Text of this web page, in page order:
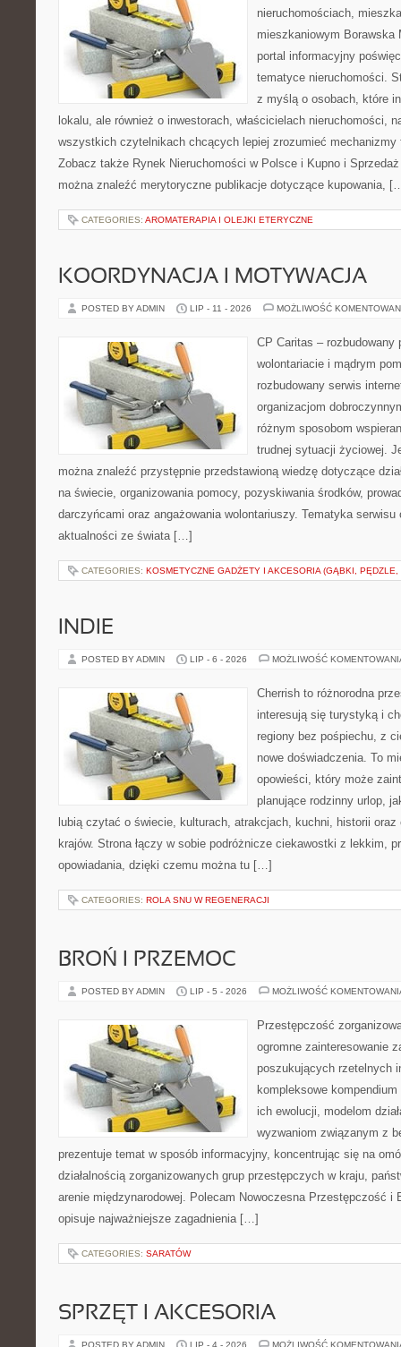
nieruchomościach,
mieszkaniowym Borawska
portal informacyjny
tematyce nieruchomości.
z myślą o osobach, które
lokalu, ale również o inwestorach, właścicielach nieruchomości,
wszystkich czytelnikach chcących lepiej zrozumieć mechanizmy
Zobacz także Rynek Nieruchomości w Polsce i Kupno i
można znaleźć merytoryczne publikacje dotyczące kupowania,
CATEGORIES: AROMATERAPIA I OLEJKI ETERYCZNE
KOORDYNACJA I MOTYWACJA
POSTED BY ADMIN LIP - 11 - 2026 MOŻLIWOŚĆ
CP Caritas – rozbudowany
wolontariacie i mądrym
rozbudowany serwis
organizacjom
różnym sposobom
trudnej sytuacji życiowej.
można znaleźć przystępnie przedstawioną wiedzę dotyczące
na świecie, organizowania pomocy, pozyskiwania środków,
darczyńcami oraz angażowania wolontariuszy. Tematyka
aktualności ze świata […]
CATEGORIES: KOSMETYCZNE GADŻETY I AKCESORIA (GĄBKI, PĘDZLE,
INDIE
POSTED BY ADMIN LIP - 6 - 2026 MOŻLIWOŚĆ
Cherrish to różnorodna
interesują się turystyką i
regiony bez pośpiechu, z
nowe doświadczenia. To
opowieści, który może
planujące rodzinny urlop,
lubią czytać o świecie, kulturach, atrakcjach, kuchni, historii
krajów. Strona łączy w sobie podróżnicze ciekawostki z lekkim,
opowiadania, dzięki czemu można tu […]
CATEGORIES: ROLA SNU W REGENERACJI
BROŃ I PRZEMOC
POSTED BY ADMIN LIP - 5 - 2026 MOŻLIWOŚĆ
Przestępczość
ogromne zainteresowanie
poszukujących rzetelnych
kompleksowe
ich ewolucji, modelom
wyzwaniom związanym z
prezentuje temat w sposób informacyjny, koncentrując się na
działalnością zorganizowanych grup przestępczych w kraju,
arenie międzynarodowej. Polecam Nowoczesna Przestępczość i
opisuje najważniejsze zagadnienia […]
CATEGORIES: SARATÓW
SPRZĘT I AKCESORIA
POSTED BY ADMIN LIP - 4 - 2026 MOŻLIWOŚĆ